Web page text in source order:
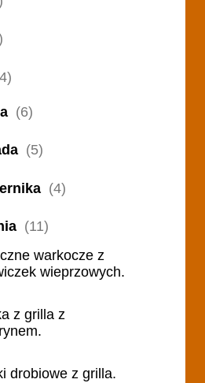
(6)
(5)
(4)
(11)
warkocze z
wieprzowych.
z grilla z
drobiowe z grilla.